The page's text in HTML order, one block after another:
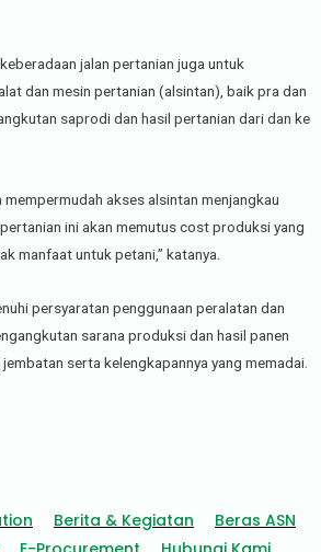
jalan pertanian juga untuk
dan mesin pertanian (alsintan), baik pra dan
saprodi dan hasil pertanian dari dan ke
mempermudah akses alsintan menjangkau
ini akan memutus cost produksi yang
manfaat untuk petani,” katanya.
persyaratan penggunaan peralatan dan
sarana produksi dan hasil panen
serta kelengkapannya yang memadai.
Berita & Kegiatan
Beras ASN